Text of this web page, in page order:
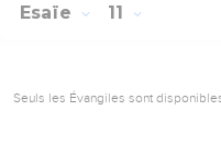
Esaïe 11
Seuls les Évangiles sont